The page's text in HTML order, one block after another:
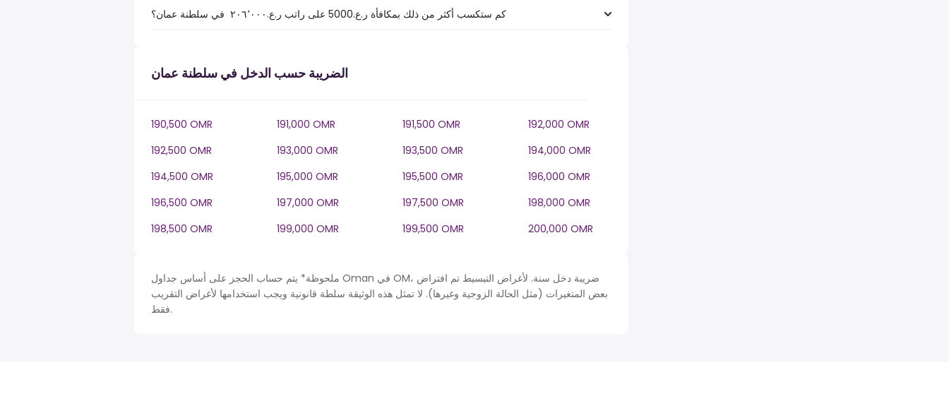
كم ستكسب أكثر من ذلك بمكافأة ر.ع.5000 على راتب ر.ع.‏٢٠٦٬٠٠٠ ‏ في سلطنة عمان؟
الضريبة حسب الدخل في سلطنة عمان
190,500 OMR 191,000 OMR 191,500 OMR
192,000 OMR
192,500 OMR
193,000 OMR 193,500 OMR
194,000 OMR
194,500 OMR
195,000 OMR 195,500 OMR
196,000 OMR
196,500 OMR
197,000 OMR 197,500 OMR
198,000 OMR
198,500 OMR
199,000 OMR 199,500 OMR 200,000 OMR
ملحوظة* يتم حساب الحجز على أساس جداول Oman في OM، ضريبة دخل سنة. لأغراض التبسيط تم افتراض
بعض المتغيرات (مثل الحالة الزوجية وغيرها). لا تمثل هذه الوثيقة سلطة قانونية ويجب استخدامها لأغراض التقريب
فقط.